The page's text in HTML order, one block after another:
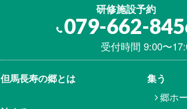
研修施設予約
079-662-
受付時間 9:00〜
但馬⾧寿の郷とは
集う
郷ホ